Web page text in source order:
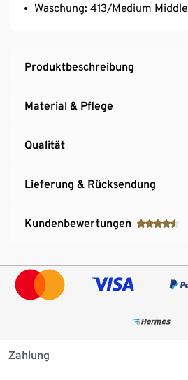
Waschung: 413/Medium Middle
Produktbeschreibung
Material & Pflege
Qualität
Lieferung & Rücksendung
Kundenbewertungen
Zahlung